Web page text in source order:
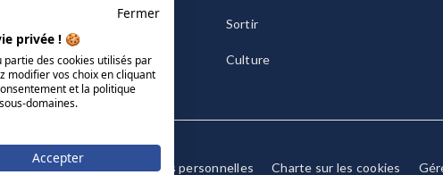
Sortir
Culture
CGU/CGV Données personnelles Charte sur les cookies
Fermer
privée ! 🍪
des cookies utilisés par
modifier vos choix en cliquant
et la politique
domaines.
Accepter